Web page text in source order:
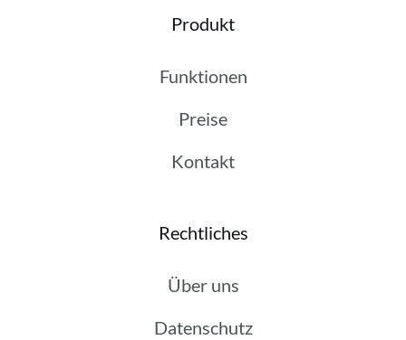
Produkt
Funktionen
Preise
Kontakt
Rechtliches
Über uns
Datenschutz